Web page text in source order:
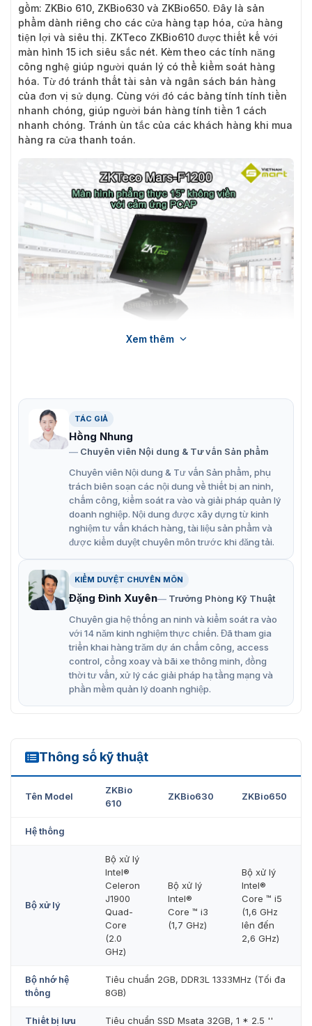
gồm: ZKBio 610, ZKBio630 và ZKBio650. Đây là sản
phẩm dành riêng cho các cửa hàng tạp hóa, cửa hàng
tiện lợi và siêu thị. ZKTeco ZKBio610 được thiết kế với
màn hình 15 ich siêu sắc nét. Kèm theo các tính năng
công nghệ giúp người quán lý có thể kiểm soát hàng
hóa. Từ đó tránh thất tài sản và ngân sách bán hàng
của đơn vị sử dụng. Cùng với đó các bảng tính tính tiền
nhanh chóng, giúp người bán hàng tính tiền 1 cách
nhanh chóng. Tránh ùn tắc của các khách hàng khi mua
hàng ra cửa thanh toán.
ZKBio610
ZKTeco ZKBio610 hiện được công ty VietnamSmart phân
phối chính hãng và độc quyền tại thị trường Việt Nam.
tế dưới đây để thấy được sản phẩm thực tế và chất
lượng như thế nào. Từ đó lựa chọn sản phẩm ZKBio610
một cách hợp lý nhất, tránh được hàng giả, hàng nhái,
hàng kém chất lượng.
Máy Pos bán hàng ZKTeco ZKBio610 tích hợp nhiều tính năng
Tính năng của sản phẩm công nghệ
ZKBio610
Xem thêm
TÁC GIẢ
Hồng Nhung
Chuyên viên Nội dung & Tư vấn Sản phẩm
Chuyên viên Nội dung & Tư vấn Sản phẩm, phụ
trách biên soạn các nội dung về thiết bị an ninh,
chấm công, kiểm soát ra vào và giải pháp quản lý
doanh nghiệp. Nội dung được xây dựng từ kinh
nghiệm tư vấn khách hàng, tài liệu sản phẩm và
được kiểm duyệt chuyên môn trước khi đăng tải.
KIỂM DUYỆT CHUYÊN MÔN
Đặng Đình Xuyên
Trưởng Phòng Kỹ Thuật
Chuyên gia hệ thống an ninh và kiểm soát ra vào
với 14 năm kinh nghiệm thực chiến. Đã tham gia
triển khai hàng trăm dự án chấm công, access
control, cổng xoay và bãi xe thông minh, đồng
thời tư vấn, xử lý các giải pháp hạ tầng mạng và
phần mềm quản lý doanh nghiệp.
Thông số kỹ thuật
ZKBio610
Tên Model
ZKBio
610
ZKBio630 ZKBio650
Hệ thống
Bộ xử lý
Bộ xử lý
Intel®
Celeron
J1900
Quad-
Core
(2.0
GHz)
Bộ xử lý
Intel®
Core ™ i3
(1,7 GHz)
Bộ xử lý
Intel®
Core ™ i5
(1,6 GHz
lên đến
2,6 GHz)
Bộ nhớ hệ
thống
Tiêu chuẩn 2GB, DDR3L 1333MHz (Tối đa
8GB)
Thiết bị lưu Tiêu chuẩn SSD Msata 32GB, 1 * 2.5 ''